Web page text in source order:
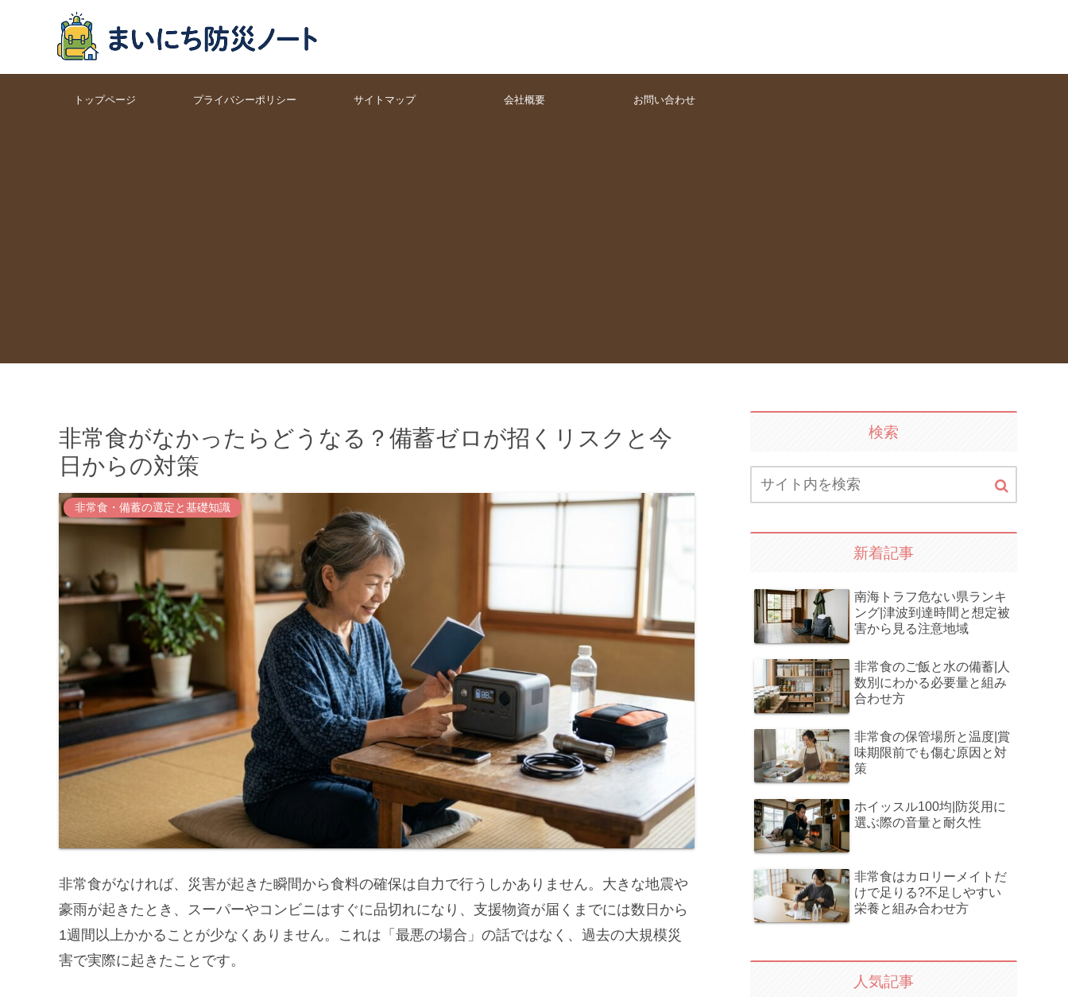
トップページ プライバシーポリシー サイトマップ 会社概要 お問い合わせ
非常食がなかったらどうなる？備蓄ゼロが招くリスクと今
日からの対策
非常食・備蓄の選定と基礎知識
非常食がなければ、災害が起きた瞬間から食料の確保は自力で行うしかありません。大きな地震や
豪雨が起きたとき、スーパーやコンビニはすぐに品切れになり、支援物資が届くまでには数日から
1週間以上かかることが少なくありません。これは「最悪の場合」の話ではなく、過去の大規模災
害で実際に起きたことです。
検索
新着記事
南海トラフ危ない県ランキ
ング|津波到達時間と想定被
害から見る注意地域
非常食のご飯と水の備蓄|人
数別にわかる必要量と組み
合わせ方
非常食の保管場所と温度|賞
味期限前でも傷む原因と対
策
ホイッスル100均|防災用に
選ぶ際の音量と耐久性
非常食はカロリーメイトだ
けで足りる?不足しやすい
栄養と組み合わせ方
人気記事